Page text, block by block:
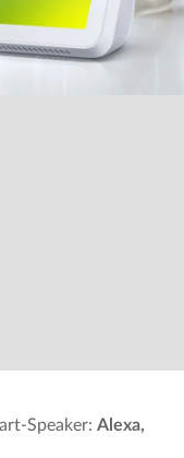
Speaker: Alexa,